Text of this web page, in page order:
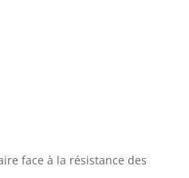
face à la résistance des